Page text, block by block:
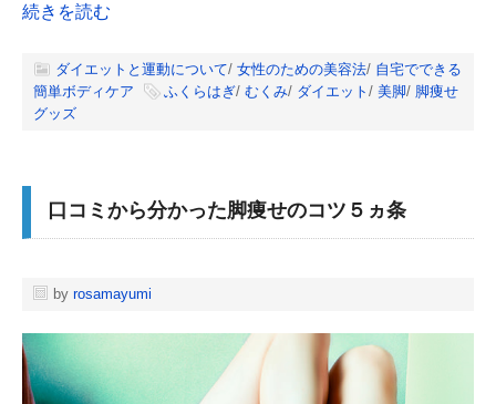
続きを読む
ダイエットと運動について/ 女性のための美容法/ 自宅でできる
簡単ボディケア
ふくらはぎ/ むくみ/ ダイエット / 美脚/ 脚痩せ
グッズ
口コミから分かった脚痩せのコツ５ヵ条
by rosamayumi